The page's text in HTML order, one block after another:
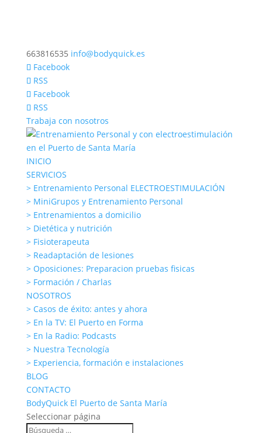
663816535 info@bodyquick.es
Facebook
RSS
Facebook
RSS
Trabaja con nosotros
INICIO
SERVICIOS
> Entrenamiento Personal ELECTROESTIMULACIÓN
> MiniGrupos y Entrenamiento Personal
> Entrenamientos a domicilio
> Dietética y nutrición
> Fisioterapeuta
> Readaptación de lesiones
> Oposiciones: Preparacion pruebas fisicas
> Formación / Charlas
NOSOTROS
> Casos de éxito: antes y ahora
> En la TV: El Puerto en Forma
> En la Radio: Podcasts
> Nuestra Tecnología
> Experiencia, formación e instalaciones
BLOG
CONTACTO
BodyQuick El Puerto de Santa María
Seleccionar página